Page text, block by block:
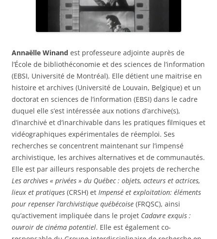
Annaëlle Winand est professeure adjointe auprès de
l’École de bibliothéconomie et des sciences de l’information
(EBSI, Université de Montréal). Elle détient une maitrise en
histoire et archives (Université de Louvain, Belgique) et un
doctorat en sciences de l’information (EBSI) dans le cadre
duquel elle s’est intéressée aux notions d’archive(s),
d’inarchivé et d’inarchivable dans les pratiques filmiques et
vidéographiques expérimentales de réemploi. Ses
recherches se concentrent maintenant sur l’impensé
archivistique, les archives alternatives et de communautés.
Elle est par ailleurs responsable des projets de recherche
Les archives « privées » du Québec : objets, acteurs et actrices,
lieux et pratiques (CRSH) et Impensé et exploitation: éléments
pour repenser l’archivistique québécoise (FRQSC), ainsi
qu’activement impliquée dans le projet Cadavre exquis :
ouvroir de cinéma potentiel. Elle est également co-